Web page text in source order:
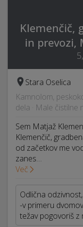
Klemenčič,
in prevozi,
Stara Oselica
Kamnolom,
dela · Male čistilne
Sem Matjaž
Klemenčič,
od začetkov me
zanes…
Več
Odlična
-v primeru
težav pogovoriš z